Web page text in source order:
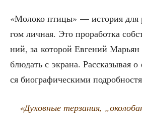
«Моло­ко пти­цы» — исто­рия для
гом лич­ная. Это про­ра­бот­ка
ний, за кото­рой Евге­ний
блю­дать с экра­на. Рас­ска­зы­вая
ся био­гра­фи­че­ски­ми
«Духов­ные тер­за­ния,